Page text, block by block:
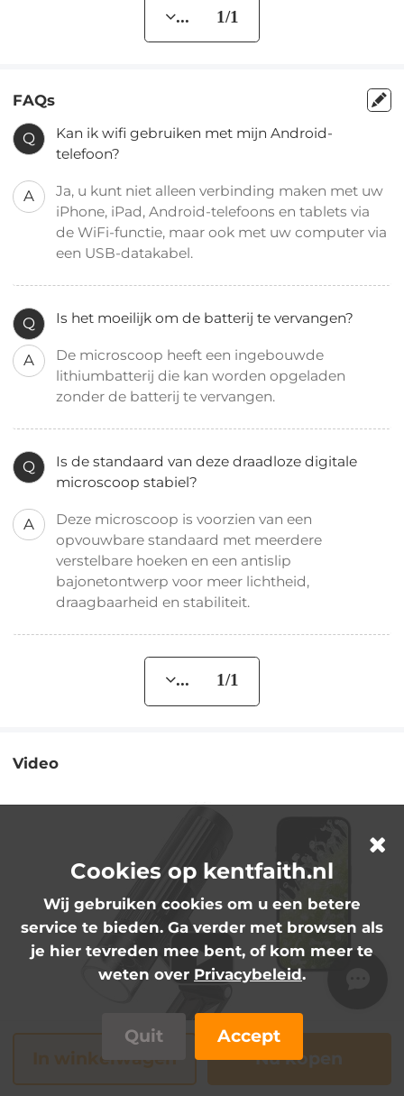
... 1/1
FAQs
Q
Kan ik wifi gebruiken met mijn Android-
telefoon?
A
Ja, u kunt niet alleen verbinding maken met uw
iPhone, iPad, Android-telefoons en tablets via
de WiFi-functie, maar ook met uw computer via
een USB-datakabel.
Q Is het moeilijk om de batterij te vervangen?
A
De microscoop heeft een ingebouwde
lithiumbatterij die kan worden opgeladen
zonder de batterij te vervangen.
Q
Is de standaard van deze draadloze digitale
microscoop stabiel?
A
Deze microscoop is voorzien van een
opvouwbare standaard met meerdere
verstelbare hoeken en een antislip
bajonetontwerp voor meer lichtheid,
draagbaarheid en stabiliteit.
... 1/1
Video
In winkelwagen Nu kopen
Cookies op kentfaith.nl
Wij gebruiken cookies om u een betere
service te bieden. Ga verder met browsen als
je hier tevreden mee bent, of kom meer te
weten over Privacybeleid.
Quit Accept